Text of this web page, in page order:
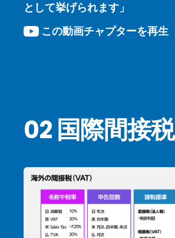
として挙げられます」
この動画チャプターを再生
02 国際間接税